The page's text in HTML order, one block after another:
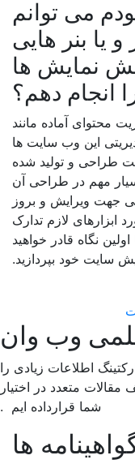
می توانم
یا بنر هایی
نمایش ها
انجام دهم؟
آماده مانند
این وب سایت ها
و تولید شده
مهم در طراحی آن
جهت ویرایش و بروز
لازم تدارک
نگاه قادر خواهید
سایت خود بپردازید.
وب وان
اطلاعات زیادی را
متعدد در اختیار
شما قرارداده ایم .
ها